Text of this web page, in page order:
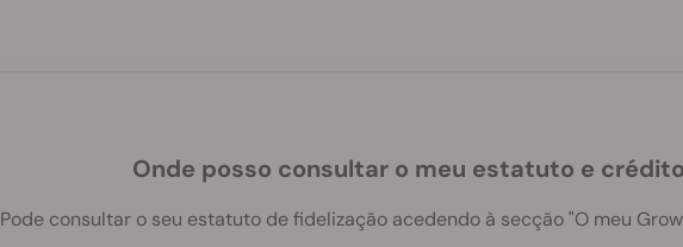
Onde posso consultar o meu estatuto e
Pode consultar o seu estatuto de fidelização acedendo à secção "O meu